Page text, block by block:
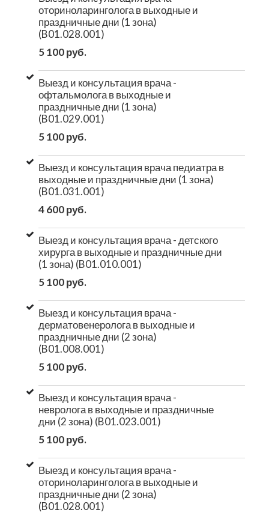
оториноларинголога в выходные и
праздничные дни (1 зона)
(B01.028.001)
5 100 руб.
Выезд и консультация врача -
офтальмолога в выходные и
праздничные дни (1 зона)
(B01.029.001)
5 100 руб.
Выезд и консультация врача педиатра в
выходные и праздничные дни (1 зона)
(B01.031.001)
4 600 руб.
Выезд и консультация врача - детского
хирурга в выходные и праздничные дни
(1 зона) (B01.010.001)
5 100 руб.
Выезд и консультация врача -
дерматовенеролога в выходные и
праздничные дни (2 зона)
(B01.008.001)
5 100 руб.
Выезд и консультация врача -
невролога в выходные и праздничные
дни (2 зона) (B01.023.001)
5 100 руб.
Выезд и консультация врача -
оториноларинголога в выходные и
праздничные дни (2 зона)
(B01.028.001)